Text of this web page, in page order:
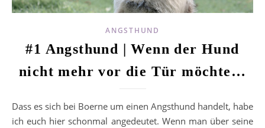
ANGSTHUND
#1 Angsthund | Wenn der Hund
nicht mehr vor die Tür möchte…
Dass es sich bei Boerne um einen Angsthund handelt, habe
ich euch hier schonmal angedeutet. Wenn man über seine